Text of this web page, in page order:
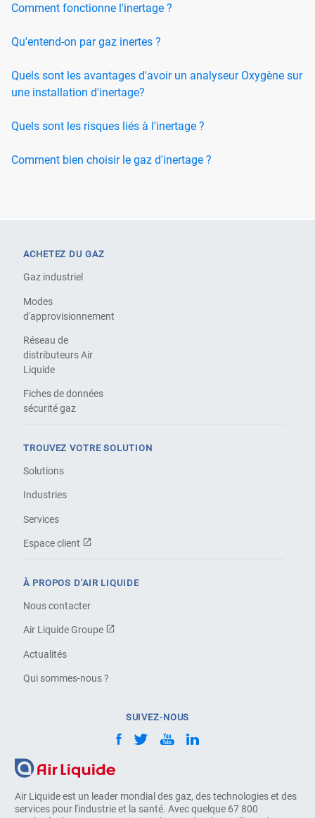
Comment fonctionne l'inertage ?
Qu'entend-on par gaz inertes ?
Quels sont les avantages d'avoir un analyseur Oxygène sur
une installation d'inertage?
Quels sont les risques liés à l'inertage ?
Comment bien choisir le gaz d'inertage ?
Air Liquide est un leader mondial des gaz, des technologies et des
services pour l'industrie et la santé. Avec quelque 67 800
ACHETEZ DU GAZ
Gaz industriel
Modes
d'approvisionnement
Réseau de
distributeurs Air
Liquide
Fiches de données
sécurité gaz
TROUVEZ VOTRE SOLUTION
Solutions
Industries
Services
Espace client
À PROPOS D'AIR LIQUIDE
Nous contacter
Air Liquide Groupe
Actualités
Qui sommes-nous ?
SUIVEZ-NOUS